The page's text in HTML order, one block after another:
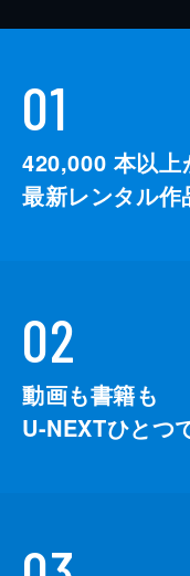
01
420,000 本以上
最新レンタル作
02
動画も書籍も
U-NEXTひとつ